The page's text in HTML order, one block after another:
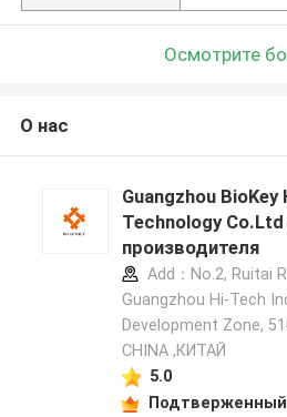
Осмотрите
О нас
Guangzhou BioKey
Technology
производителя
Add：No.2, Ruitai
Guangzhou Hi-Tech
Development Zone,
CHINA ,КИТАЙ
5.0
Подтверженный